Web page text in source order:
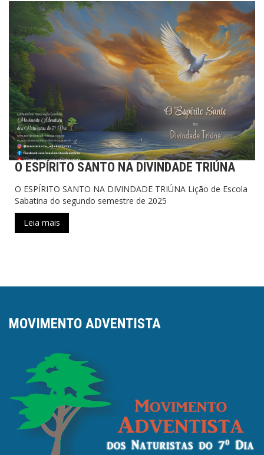
O ESPÍRITO SANTO NA DIVINDADE TRIÚNA
O ESPÍRITO SANTO NA DIVINDADE TRIÚNA Lição de Escola
Sabatina do segundo semestre de 2025
Leia mais
MOVIMENTO ADVENTISTA